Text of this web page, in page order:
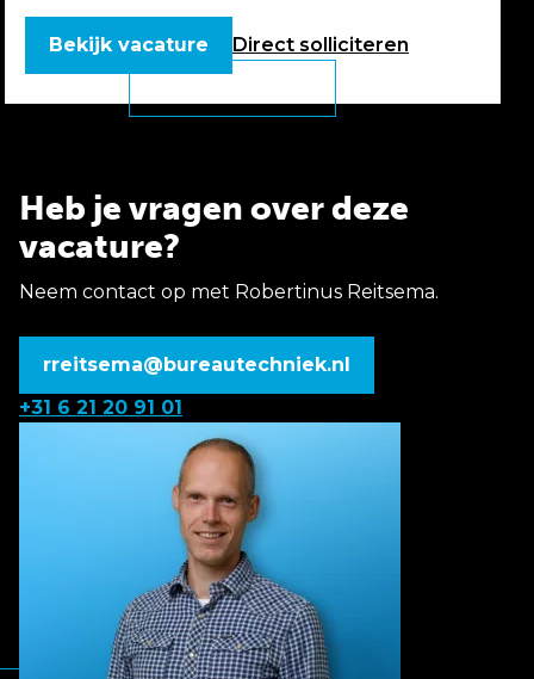
Direct solliciteren
Bekijk vacature
Heb je vragen over deze
vacature?
Neem contact op met Robertinus Reitsema.
rreitsema@bureautechniek.nl
+31 6 21 20 91 01